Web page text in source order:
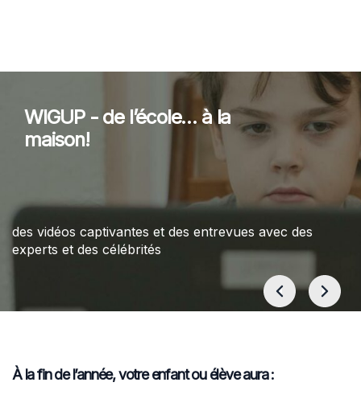
WIGUP - de l’école… à la
maison!
des vidéos captivantes et des entrevues avec des
experts et des célébrités
À la fin de l’année, votre enfant ou élève aura :